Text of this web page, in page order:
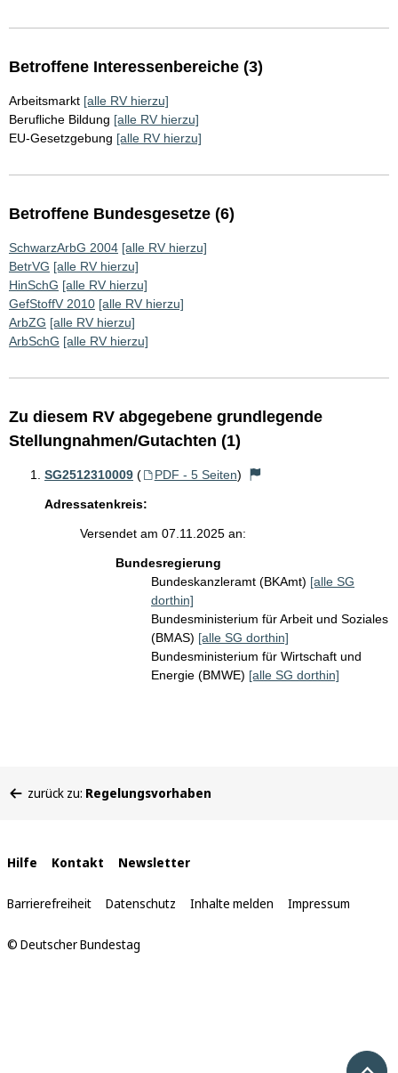
Betroffene Interessenbereiche (3)
Arbeitsmarkt [alle RV hierzu]
Berufliche Bildung [alle RV hierzu]
EU-Gesetzgebung [alle RV hierzu]
Betroffene Bundesgesetze (6)
SchwarzArbG 2004 [alle RV hierzu]
BetrVG [alle RV hierzu]
HinSchG [alle RV hierzu]
GefStoffV 2010 [alle RV hierzu]
ArbZG [alle RV hierzu]
ArbSchG [alle RV hierzu]
Zu diesem RV abgegebene grundlegende
Stellungnahmen/Gutachten (1)
SG2512310009 ( PDF - 5 Seiten)
Adressatenkreis:
Versendet am 07.11.2025 an:
Bundesregierung
Bundeskanzleramt (BKAmt) [alle SG
dorthin]
Bundesministerium für Arbeit und Soziales
(BMAS) [alle SG dorthin]
Bundesministerium für Wirtschaft und
Energie (BMWE) [alle SG dorthin]
befinden
zurück zu: Regelungsvorhaben
Interne
Links
Hilfe Kontakt Newsletter
Barrierefreiheit Datenschutz Inhalte melden Impressum
© Deutscher Bundestag